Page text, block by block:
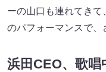
ーの山口も連れてき
のパフォーマンスで、
浜田CEO、歌